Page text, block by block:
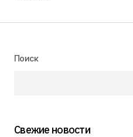
Поиск
Свежие новости